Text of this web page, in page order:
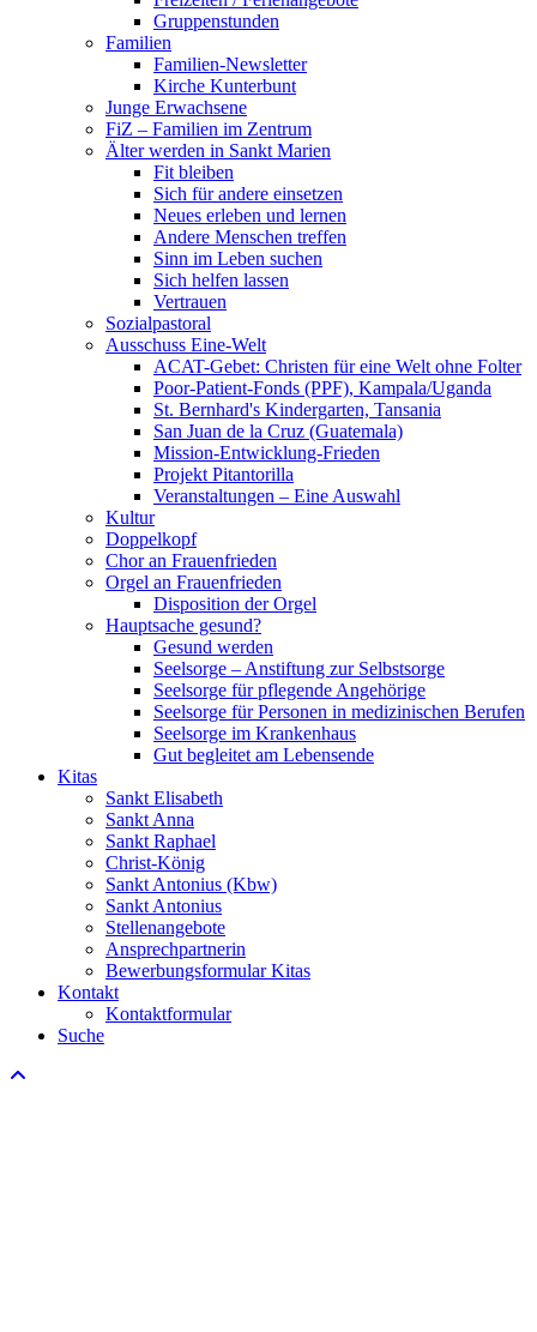
Gruppenstunden
Familien
Familien-Newsletter
Kirche Kunterbunt
Junge Erwachsene
FiZ – Familien im Zentrum
Älter werden in Sankt Marien
Fit bleiben
Sich für andere einsetzen
Neues erleben und lernen
Andere Menschen treffen
Sinn im Leben suchen
Sich helfen lassen
Vertrauen
Sozialpastoral
Ausschuss Eine-Welt
ACAT-Gebet: Christen für eine Welt ohne Folter
Poor-Patient-Fonds (PPF), Kampala/Uganda
St. Bernhard's Kindergarten, Tansania
San Juan de la Cruz (Guatemala)
Mission-Entwicklung-Frieden
Projekt Pitantorilla
Veranstaltungen – Eine Auswahl
Kultur
Doppelkopf
Chor an Frauenfrieden
Orgel an Frauenfrieden
Disposition der Orgel
Hauptsache gesund?
Gesund werden
Seelsorge – Anstiftung zur Selbstsorge
Seelsorge für pflegende Angehörige
Seelsorge für Personen in medizinischen Berufen
Seelsorge im Krankenhaus
Gut begleitet am Lebensende
Kitas
Sankt Elisabeth
Sankt Anna
Sankt Raphael
Christ-König
Sankt Antonius (Kbw)
Sankt Antonius
Stellenangebote
Ansprechpartnerin
Bewerbungsformular Kitas
Kontakt
Kontaktformular
Suche